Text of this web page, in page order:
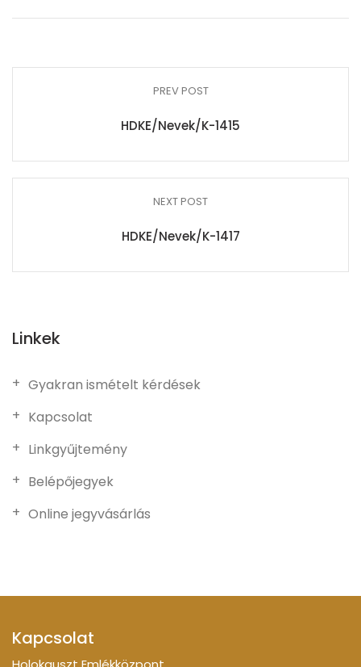
PREV POST
HDKE/Nevek/K-1415
NEXT POST
HDKE/Nevek/K-1417
Linkek
Gyakran ismételt kérdések
Kapcsolat
Linkgyűjtemény
Belépőjegyek
Online jegyvásárlás
Kapcsolat